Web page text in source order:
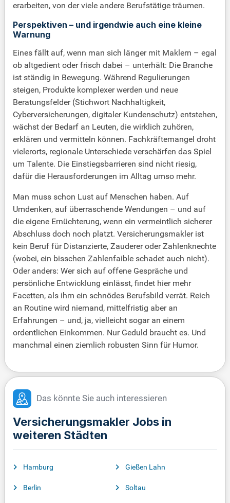
erarbeiten, von der viele andere Berufstätige träumen.
Perspektiven – und irgendwie auch eine kleine
Warnung
Eines fällt auf, wenn man sich länger mit Maklern – egal
ob altgedient oder frisch dabei – unterhält: Die Branche
ist ständig in Bewegung. Während Regulierungen
steigen, Produkte komplexer werden und neue
Beratungsfelder (Stichwort Nachhaltigkeit,
Cyberversicherungen, digitaler Kundenschutz) entstehen,
wächst der Bedarf an Leuten, die wirklich zuhören,
erklären und vermitteln können. Fachkräftemangel droht
vielerorts, regionale Unterschiede verschärfen das Spiel
um Talente. Die Einstiegsbarrieren sind nicht riesig,
dafür die Herausforderungen im Alltag umso mehr.
Man muss schon Lust auf Menschen haben. Auf
Umdenken, auf überraschende Wendungen – und auf
die eigene Ernüchterung, wenn ein vermeintlich sicherer
Abschluss doch noch platzt. Versicherungsmakler ist
kein Beruf für Distanzierte, Zauderer oder Zahlenknechte
(wobei, ein bisschen Zahlenfaible schadet auch nicht).
Oder anders: Wer sich auf offene Gespräche und
persönliche Entwicklung einlässt, findet hier mehr
Facetten, als ihm ein schnödes Berufsbild verrät. Reich
an Routine wird niemand, mittelfristig aber an
Erfahrungen – und, ja, vielleicht sogar an einem
ordentlichen Einkommen. Nur Geduld braucht es. Und
manchmal einen ziemlich robusten Sinn für Humor.
Das könnte Sie auch interessieren
Versicherungsmakler Jobs in
weiteren Städten
Hamburg
Berlin
Gießen Lahn
Soltau